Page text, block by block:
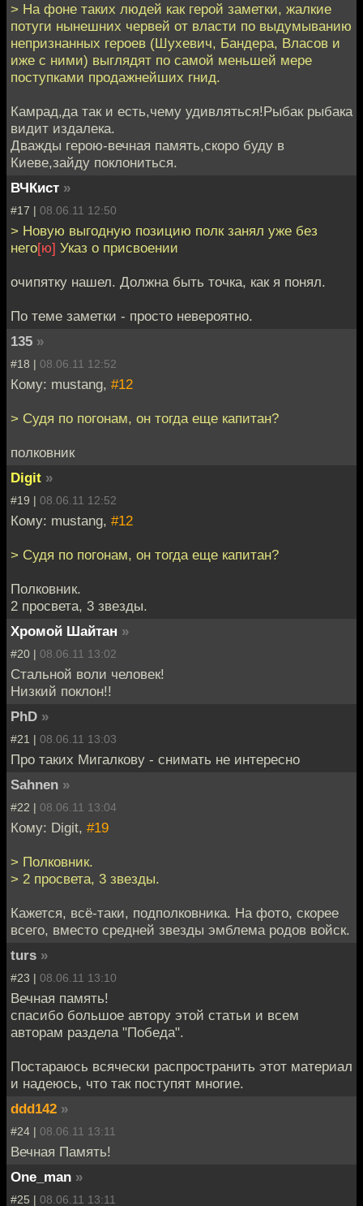
> На фоне таких людей как герой заметки, жалкие
потуги нынешних червей от власти по выдумыванию
непризнанных героев (Шухевич, Бандера, Власов и
иже с ними) выглядят по самой меньшей мере
поступками продажнейших гнид.
Камрад,да так и есть,чему удивляться!Рыбак рыбака
видит издалека.
Дважды герою-вечная память,скоро буду в
Киеве,зайду поклониться.
ВЧКист »
#17 | 08.06.11 12:50
> Новую выгодную позицию полк занял уже без
него[ю] Указ о присвоении
очипятку нашел. Должна быть точка, как я понял.
По теме заметки - просто невероятно.
135 »
#18 | 08.06.11 12:52
Кому: mustang, #12
> Судя по погонам, он тогда еще капитан?
полковник
Digit »
#19 | 08.06.11 12:52
Кому: mustang, #12
> Судя по погонам, он тогда еще капитан?
Полковник.
2 просвета, 3 звезды.
Хромой Шайтан »
#20 | 08.06.11 13:02
Стальной воли человек!
Низкий поклон!!
PhD »
#21 | 08.06.11 13:03
Про таких Мигалкову - снимать не интересно
Sahnen »
#22 | 08.06.11 13:04
Кому: Digit, #19
> Полковник.
> 2 просвета, 3 звезды.
Кажется, всё-таки, подполковника. На фото, скорее
всего, вместо средней звезды эмблема родов войск.
turs »
#23 | 08.06.11 13:10
Вечная память!
спасибо большое автору этой статьи и всем
авторам раздела "Победа".
Постараюсь всячески распространить этот материал
и надеюсь, что так поступят многие.
ddd142 »
#24 | 08.06.11 13:11
Вечная Память!
One_man »
#25 | 08.06.11 13:11